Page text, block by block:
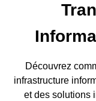
Découvrez
infrastructure
et des solutions